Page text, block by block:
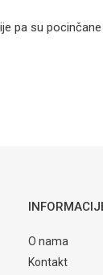
pa su
O nama
Kontakt